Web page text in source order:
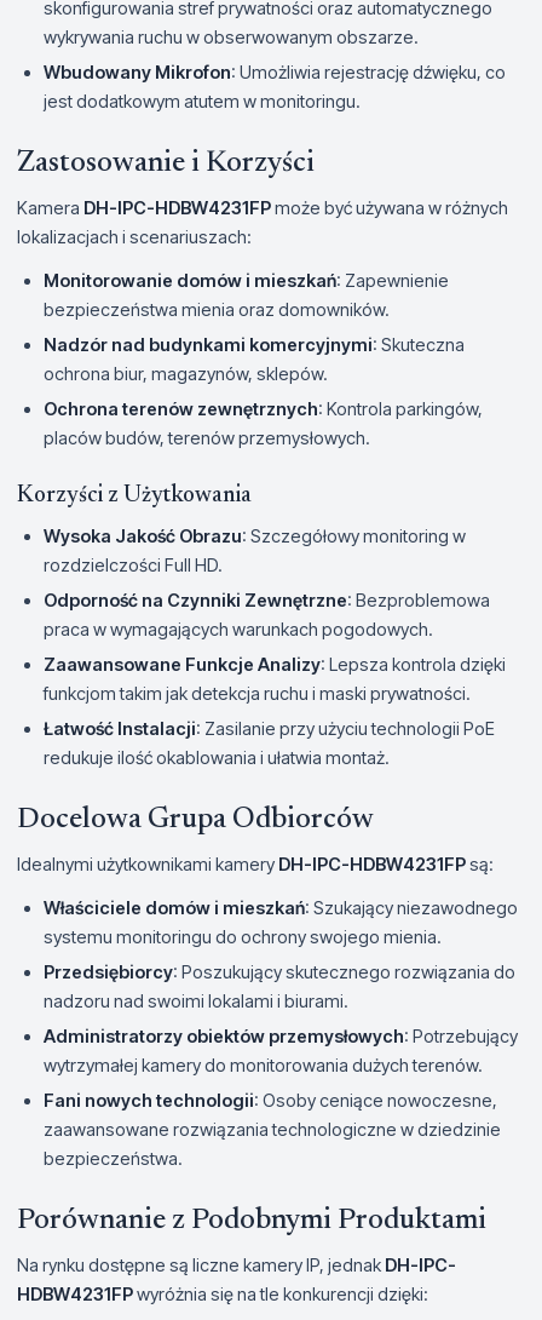
skonfigurowania stref prywatności oraz automatycznego
wykrywania ruchu w obserwowanym obszarze.
Wbudowany Mikrofon: Umożliwia rejestrację dźwięku, co
jest dodatkowym atutem w monitoringu.
Zastosowanie i Korzyści
Kamera DH-IPC-HDBW4231FPmoże być używana w różnych
lokalizacjach i scenariuszach:
Monitorowanie domów i mieszkań: Zapewnienie
bezpieczeństwa mienia oraz domowników.
Nadzór nad budynkami komercyjnymi: Skuteczna
ochrona biur, magazynów, sklepów.
Ochrona terenów zewnętrznych: Kontrola parkingów,
placów budów, terenów przemysłowych.
Korzyści z Użytkowania
Wysoka Jakość Obrazu: Szczegółowy monitoring w
rozdzielczości Full HD.
Odporność na Czynniki Zewnętrzne: Bezproblemowa
praca w wymagających warunkach pogodowych.
Zaawansowane Funkcje Analizy: Lepsza kontrola dzięki
funkcjom takim jak detekcja ruchu i maski prywatności.
Łatwość Instalacji: Zasilanie przy użyciu technologii PoE
redukuje ilość okablowania i ułatwia montaż.
Docelowa Grupa Odbiorców
Idealnymi użytkownikami kamery DH-IPC-HDBW4231FPsą:
Właściciele domów i mieszkań: Szukający niezawodnego
systemu monitoringu do ochrony swojego mienia.
Przedsiębiorcy: Poszukujący skutecznego rozwiązania do
nadzoru nad swoimi lokalami i biurami.
Administratorzy obiektów przemysłowych: Potrzebujący
wytrzymałej kamery do monitorowania dużych terenów.
Fani nowych technologii: Osoby ceniące nowoczesne,
zaawansowane rozwiązania technologiczne w dziedzinie
bezpieczeństwa.
Porównanie z Podobnymi Produktami
Na rynku dostępne są liczne kamery IP, jednak DH-IPC-
HDBW4231FPwyróżnia się na tle konkurencji dzięki: